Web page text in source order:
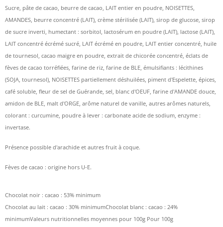
Sucre, pâte de cacao, beurre de cacao, LAIT entier en poudre, NOISETTES,
AMANDES, beurre concentré (LAIT), crème stérilisée (LAIT), sirop de glucose, sirop
de sucre inverti, humectant : sorbitol, lactosérum en poudre (LAIT), lactose (LAIT),
LAIT concentré écrémé sucré, LAIT écrémé en poudre, LAIT entier concentré, huile
de tournesol, cacao maigre en poudre, extrait de chicorée concentré, éclats de
fèves de cacao torréfiées, farine de riz, farine de BLE, émulsifiants : lécithines
(SOJA, tournesol), NOISETTES partiellement déshuilées, piment d'Espelette, épices,
café soluble, fleur de sel de Guérande, sel, blanc d'OEUF, farine d'AMANDE douce,
amidon de BLE, malt d'ORGE, arôme naturel de vanille, autres arômes naturels,
colorant : curcumine, poudre à lever : carbonate acide de sodium, enzyme :
invertase.
Présence possible d'arachide et autres fruit à coque.
Fèves de cacao : origine hors U-E.
Chocolat noir : cacao : 53% minimum
Chocolat au lait : cacao : 30% minimumChocolat blanc : cacao : 24%
minimumValeurs nutritionnelles moyennes pour 100g Pour 100g